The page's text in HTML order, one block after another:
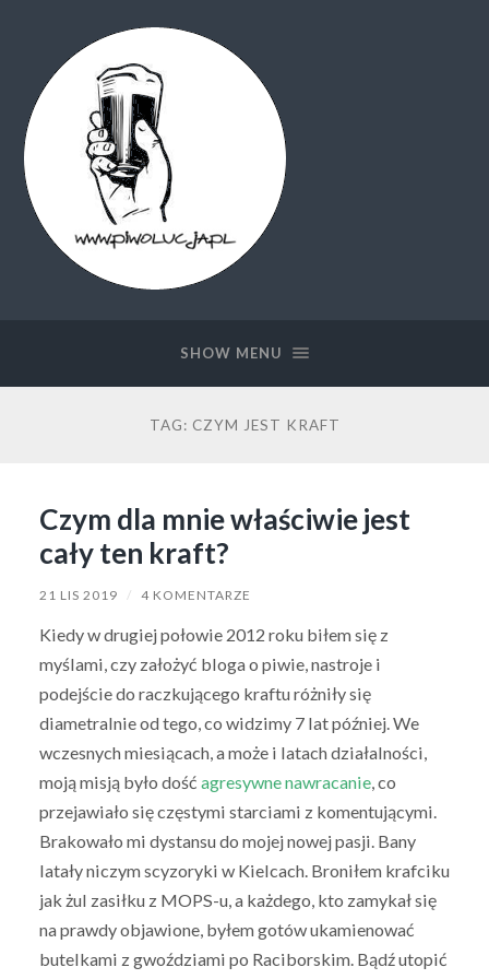
SHOW MENU
TAG: CZYM JEST KRAFT
Czym dla mnie właściwie jest
cały ten kraft?
21 LIS 2019 / 4 KOMENTARZE
Kiedy w drugiej połowie 2012 roku biłem się z
myślami, czy założyć bloga o piwie, nastroje i
podejście do raczkującego kraftu różniły się
diametralnie od tego, co widzimy 7 lat później. We
wczesnych miesiącach, a może i latach działalności,
moją misją było dość agresywne nawracanie, co
przejawiało się częstymi starciami z komentującymi.
Brakowało mi dystansu do mojej nowej pasji. Bany
latały niczym scyzoryki w Kielcach. Broniłem krafciku
jak żul zasiłku z MOPS-u, a każdego, kto zamykał się
na prawdy objawione, byłem gotów ukamienować
butelkami z gwoździami po Raciborskim. Bądź utopić